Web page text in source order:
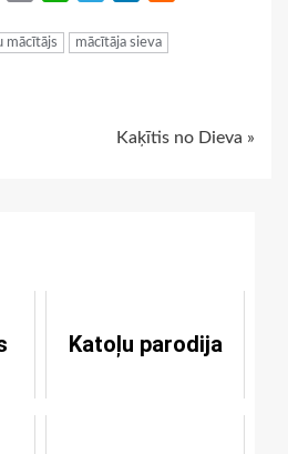
mācītājs
mācītāja sieva
Kaķītis no Dieva »
Katoļu parodija